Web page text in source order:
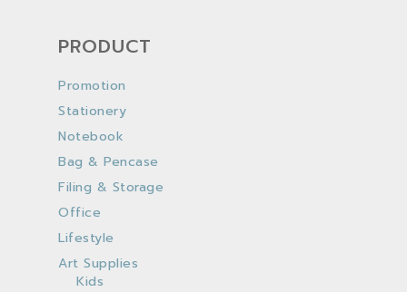
PRODUCT
Promotion
Stationery
Notebook
Bag & Pencase
Filing & Storage
Office
Lifestyle
Art Supplies
Kids